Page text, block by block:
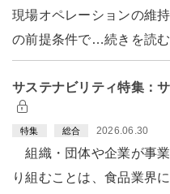
現場オペレーションの維
の前提条件で…続きを読む
サステナビリティ特集：
特集 総合 2026.06.30
組織・団体や企業が事
り組むことは、食品業界